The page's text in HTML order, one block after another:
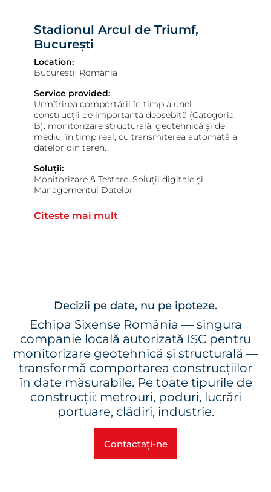
Stadionul Arcul de Triumf,
București
Location:
București, România
Service provided:
Urmărirea comportării în timp a unei
construcții de importanță deosebită (Categoria
B): monitorizare structurală, geotehnică și de
mediu, în timp real, cu transmiterea automată a
datelor din teren.
Soluții:
Monitorizare & Testare, Soluții digitale și
Managementul Datelor
Citeste mai mult
Decizii pe date, nu pe ipoteze.
Echipa Sixense România — singura
companie locală autorizată ISC pentru
monitorizare geotehnică și structurală —
transformă comportarea construcțiilor
în date măsurabile. Pe toate tipurile de
construcții: metrouri, poduri, lucrări
portuare, clădiri, industrie.
Contactați-ne